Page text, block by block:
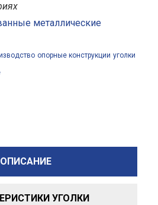
металлические
опорные конструкции уголки
ОПИСАНИЕ
УГОЛКИ